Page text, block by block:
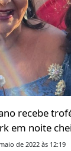
recebe
em noite
de 2022 às 12:19